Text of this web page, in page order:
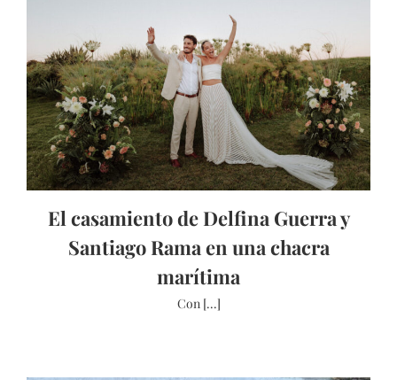
El casamiento de Delfina Guerra y
Santiago Rama en una chacra
marítima
Con [...]